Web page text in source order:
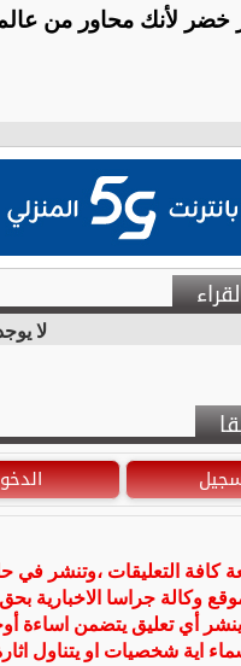
لأنك محاور من
لا
كافة التعليقات ،وتنشر في
وكالة جراسا
أي تعليق يتضمن اساءة
اية شخصيات او يتناول